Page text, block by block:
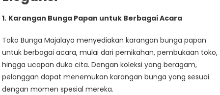
1. Karangan Bunga Papan untuk Berbagai Acara
Toko Bunga Majalaya menyediakan karangan bunga papan
untuk berbagai acara, mulai dari pernikahan, pembukaan toko,
hingga ucapan duka cita. Dengan koleksi yang beragam,
pelanggan dapat menemukan karangan bunga yang sesuai
dengan momen spesial mereka.